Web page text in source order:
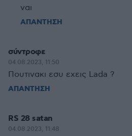
ναι
ΑΠΑΝΤΗΣΗ
σύντροφε
04.08.2023, 11:50
Πουτινακι εσυ εχεις Lada ?
ΑΠΑΝΤΗΣΗ
RS 28 satan
04.08.2023, 11:48